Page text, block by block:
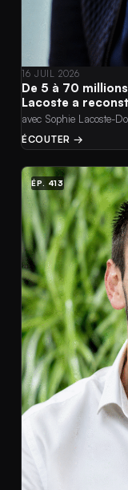
16 JUIL 2026
De 5 à 70
Lacoste a
avec Sophie Lacoste-
ÉCOUTER →
ÉP. 413